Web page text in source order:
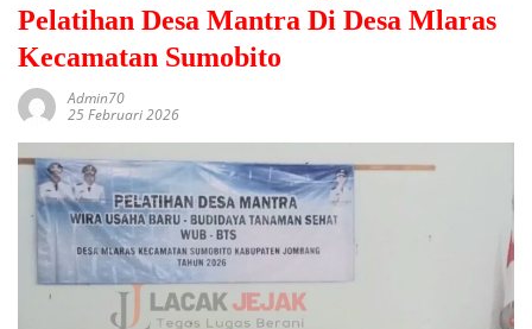
Pelatihan Desa Mantra Di Desa Mlaras
Kecamatan Sumobito
Admin70
25 Februari 2026